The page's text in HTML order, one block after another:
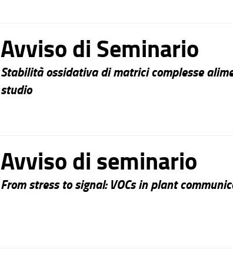
Avviso di Seminario
Stabilità ossidativa di matrici complesse
studio
Avviso di seminario
From stress to signal: VOCs in plant